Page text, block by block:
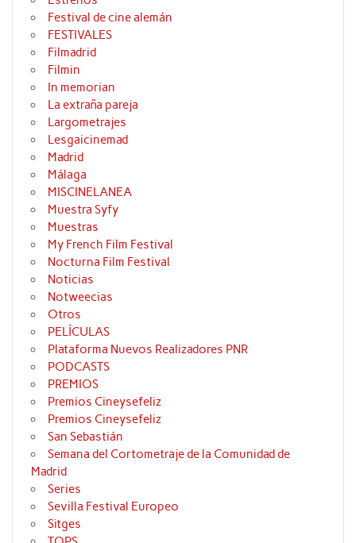
Festival de cine alemán
FESTIVALES
Filmadrid
Filmin
In memorian
La extraña pareja
Largometrajes
Lesgaicinemad
Madrid
Málaga
MISCINELANEA
Muestra Syfy
Muestras
My French Film Festival
Nocturna Film Festival
Noticias
Notweecias
Otros
PELÍCULAS
Plataforma Nuevos Realizadores PNR
PODCASTS
PREMIOS
Premios Cineysefeliz
Premios Cineysefeliz
San Sebastián
Semana del Cortometraje de la Comunidad de
Madrid
Series
Sevilla Festival Europeo
Sitges